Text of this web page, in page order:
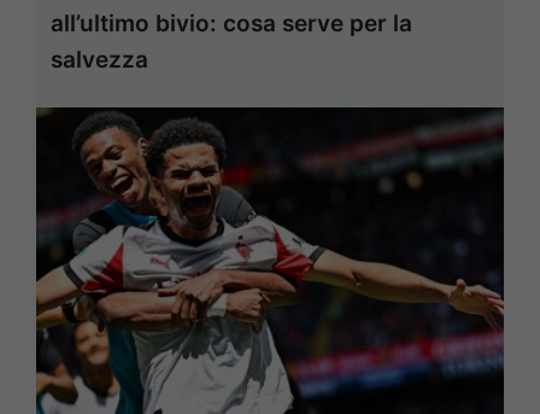
all’ultimo bivio: cosa serve per la
salvezza